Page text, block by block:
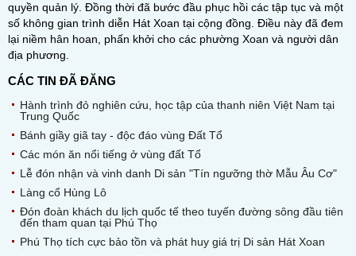
quyền quản lý. Đồng thời đã bước đầu phục hồi các tập tục và một
số không gian trình diễn Hát Xoan tại cộng đồng. Điều này đã đem
lại niềm hân hoan, phấn khởi cho các phường Xoan và người dân
địa phương.
CÁC TIN ĐÃ ĐĂNG
Hành trình đỏ nghiên cứu, học tập của thanh niên Việt Nam tại
Trung Quốc
Bánh giầy giã tay - độc đáo vùng Đất Tổ
Các món ăn nổi tiếng ở vùng đất Tổ
Lễ đón nhận và vinh danh Di sản "Tín ngưỡng thờ Mẫu Âu Cơ"
Làng cổ Hùng Lô
Đón đoàn khách du lịch quốc tế theo tuyến đường sông đầu tiên
đến tham quan tại Phú Thọ
Phú Thọ tích cực bảo tồn và phát huy giá trị Di sản Hát Xoan